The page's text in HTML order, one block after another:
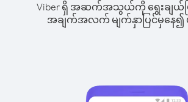
Viber ရှိ အဆက်အသွယ်ကို ရွေးချယ်ပ
အချက်အလက် မျက်နှာပြင်မှနေ၍ ဖု